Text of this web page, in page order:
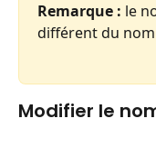
Remarque : le
différent du
Modifier le